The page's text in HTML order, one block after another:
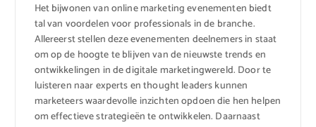
Het bijwonen van online marketing evenementen biedt
tal van voordelen voor professionals in de branche.
Allereerst stellen deze evenementen deelnemers in staat
om op de hoogte te blijven van de nieuwste trends en
ontwikkelingen in de digitale marketingwereld. Door te
luisteren naar experts en thought leaders kunnen
marketeers waardevolle inzichten opdoen die hen helpen
om effectieve strategieën te ontwikkelen. Daarnaast